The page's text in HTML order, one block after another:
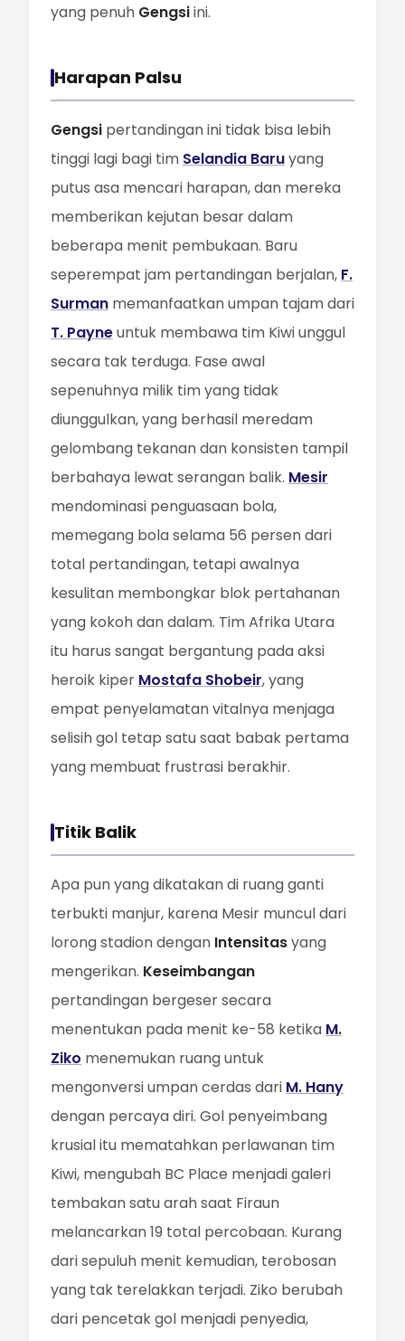
yang penuh Gengsiini.
Harapan Palsu
Gengsi pertandingan ini tidak bisa lebih
tinggi lagi bagi tim Selandia Baruyang
putus asa mencari harapan, dan mereka
memberikan kejutan besar dalam
beberapa menit pembukaan. Baru
seperempat jam pertandingan berjalan, F.
Surman memanfaatkan umpan tajam dari
T. Payneuntuk membawa tim Kiwi unggul
secara tak terduga. Fase awal
sepenuhnya milik tim yang tidak
diunggulkan, yang berhasil meredam
gelombang tekanan dan konsisten tampil
berbahaya lewat serangan balik. Mesir
mendominasi penguasaan bola,
memegang bola selama 56 persen dari
total pertandingan, tetapi awalnya
kesulitan membongkar blok pertahanan
yang kokoh dan dalam. Tim Afrika Utara
itu harus sangat bergantung pada aksi
heroik kiper Mostafa Shobeir, yang
empat penyelamatan vitalnya menjaga
selisih gol tetap satu saat babak pertama
yang membuat frustrasi berakhir.
Titik Balik
Apa pun yang dikatakan di ruang ganti
terbukti manjur, karena Mesir muncul dari
lorong stadion dengan Intensitasyang
mengerikan. Keseimbangan
pertandingan bergeser secara
menentukan pada menit ke-58 ketika M.
Ziko menemukan ruang untuk
mengonversi umpan cerdas dari M. Hany
dengan percaya diri. Gol penyeimbang
krusial itu mematahkan perlawanan tim
Kiwi, mengubah BC Place menjadi galeri
tembakan satu arah saat Firaun
melancarkan 19 total percobaan. Kurang
dari sepuluh menit kemudian, terobosan
yang tak terelakkan terjadi. Ziko berubah
dari pencetak gol menjadi penyedia,